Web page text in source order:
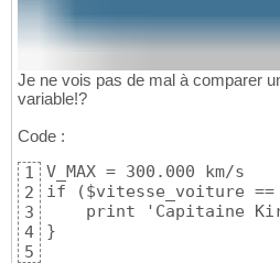
Je ne vois pas de mal à comparer
variable!?
Code :
1
2
3
4
5
V_MAX = 300.000 km/s
if ($vitesse_voiture ==
print 'Capitaine
}